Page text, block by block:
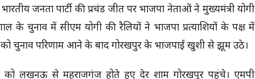
जनता पार्टी की प्रचंड जीत पर भाजपा नेताओं ने मुख्यमंत्री योगी
के चुनाव में सीएम योगी की रैलियों ने भाजपा प्रत्याशियों के पक्ष में
को चुनाव परिणाम आने के बाद गोरखपुर के भाजपाई खुशी से झूम उठे।
को लखनऊ से महराजगंज होते हुए देर शाम गोरखपुर पहुंचे। एमपी